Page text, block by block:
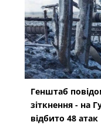
Генштаб
зіткнення - на
відбито 48 атак